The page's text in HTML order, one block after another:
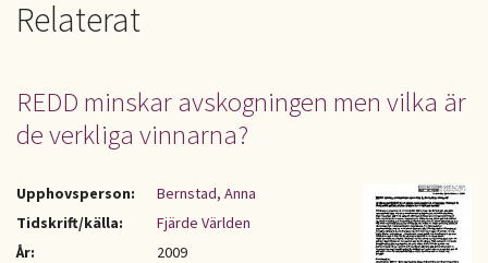
Relaterat
REDD minskar avskogningen men vilka är
de verkliga vinnarna?
Upphovsperson:
Bernstad, Anna
Tidskrift/källa:
Fjärde Världen
År:
2009